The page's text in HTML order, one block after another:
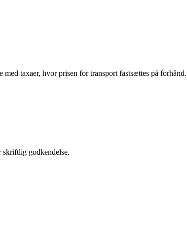
taxaer, hvor prisen for transport fastsættes på forhånd.
skriftlig godkendelse.